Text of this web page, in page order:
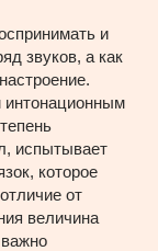
и
звуков, а как
испытывает
которое
от
величина